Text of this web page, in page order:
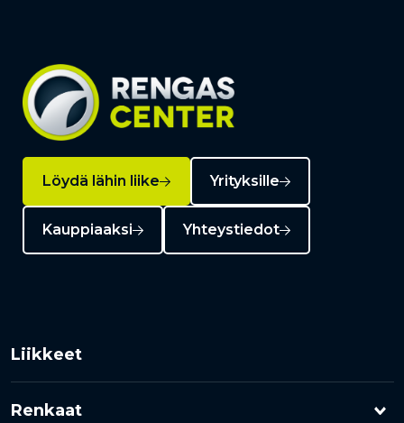
Löydä lähin liike Yrityksille
Kauppiaaksi Yhteystiedot
Liikkeet
Renkaat